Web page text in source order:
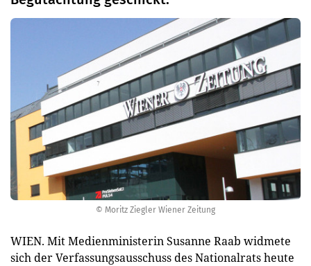
© Moritz Ziegler Wiener Zeitung
WIEN. Mit Medienministerin Susanne Raab widmete
sich der Verfassungsausschuss des Nationalrats heute